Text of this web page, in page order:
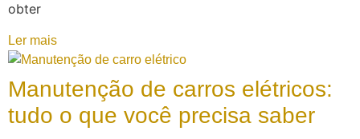
obter
Ler mais
Manutenção de carros elétricos:
tudo o que você precisa saber